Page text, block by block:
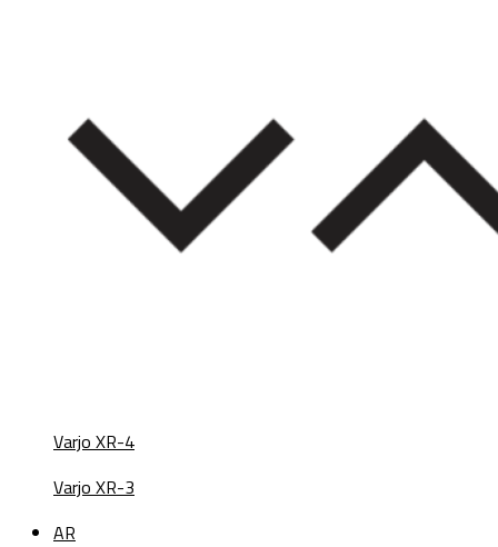
Varjo XR-4
Varjo XR-3
AR